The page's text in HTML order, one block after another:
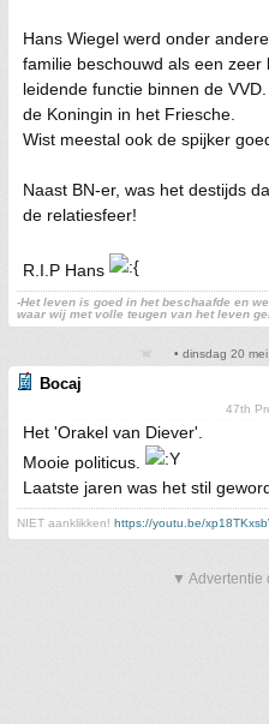
Hans Wiegel werd onder
familie beschouwd als een zeer
leidende functie binnen de
de Koningin in het Friesche.
Wist meestal ook de spijker
Naast BN-er, was het destijds
de relatiesfeer!
R.I.P Hans
-Het leven is goed in het beschaafde en
waar wij met volle teugen van het leven
• dinsdag 20
Bocaj
47th
Het 'Orakel van Diever'.
Mooie politicus.
Laatste jaren was het stil
NIET aanklikken! https://youtu.be/
▼ Advertentie